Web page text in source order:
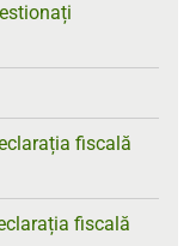
fiscală
fiscală